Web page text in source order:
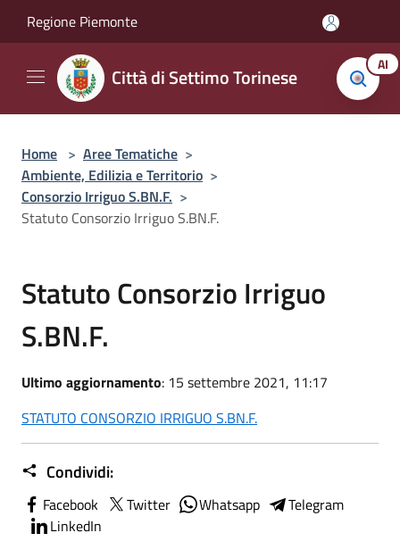
Regione Piemonte
Città di Settimo Torinese AI
Home > Aree Tematiche >
Ambiente, Edilizia e Territorio >
Consorzio Irriguo S.BN.F. >
Statuto Consorzio Irriguo S.BN.F.
Statuto Consorzio Irriguo
S.BN.F.
Ultimo aggiornamento: 15 settembre 2021, 11:17
STATUTO CONSORZIO IRRIGUO S.BN.F.
Condividi:
Facebook Twitter Whatsapp
Telegram
LinkedIn